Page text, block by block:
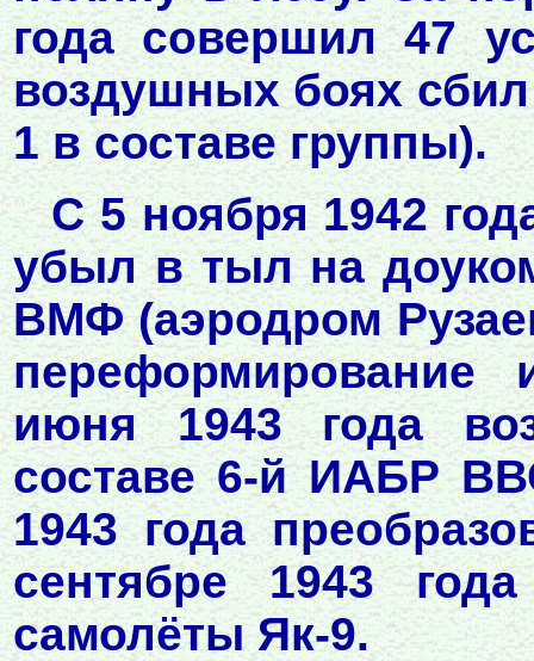
года совершил 47
воздушных боях
1 в составе группы).
С 5 ноября 1942
убыл в тыл на
ВМФ (аэродром
переформирование
июня 1943 года
составе 6-й ИАБР
1943 года
сентябре 1943
самолёты Як-9.